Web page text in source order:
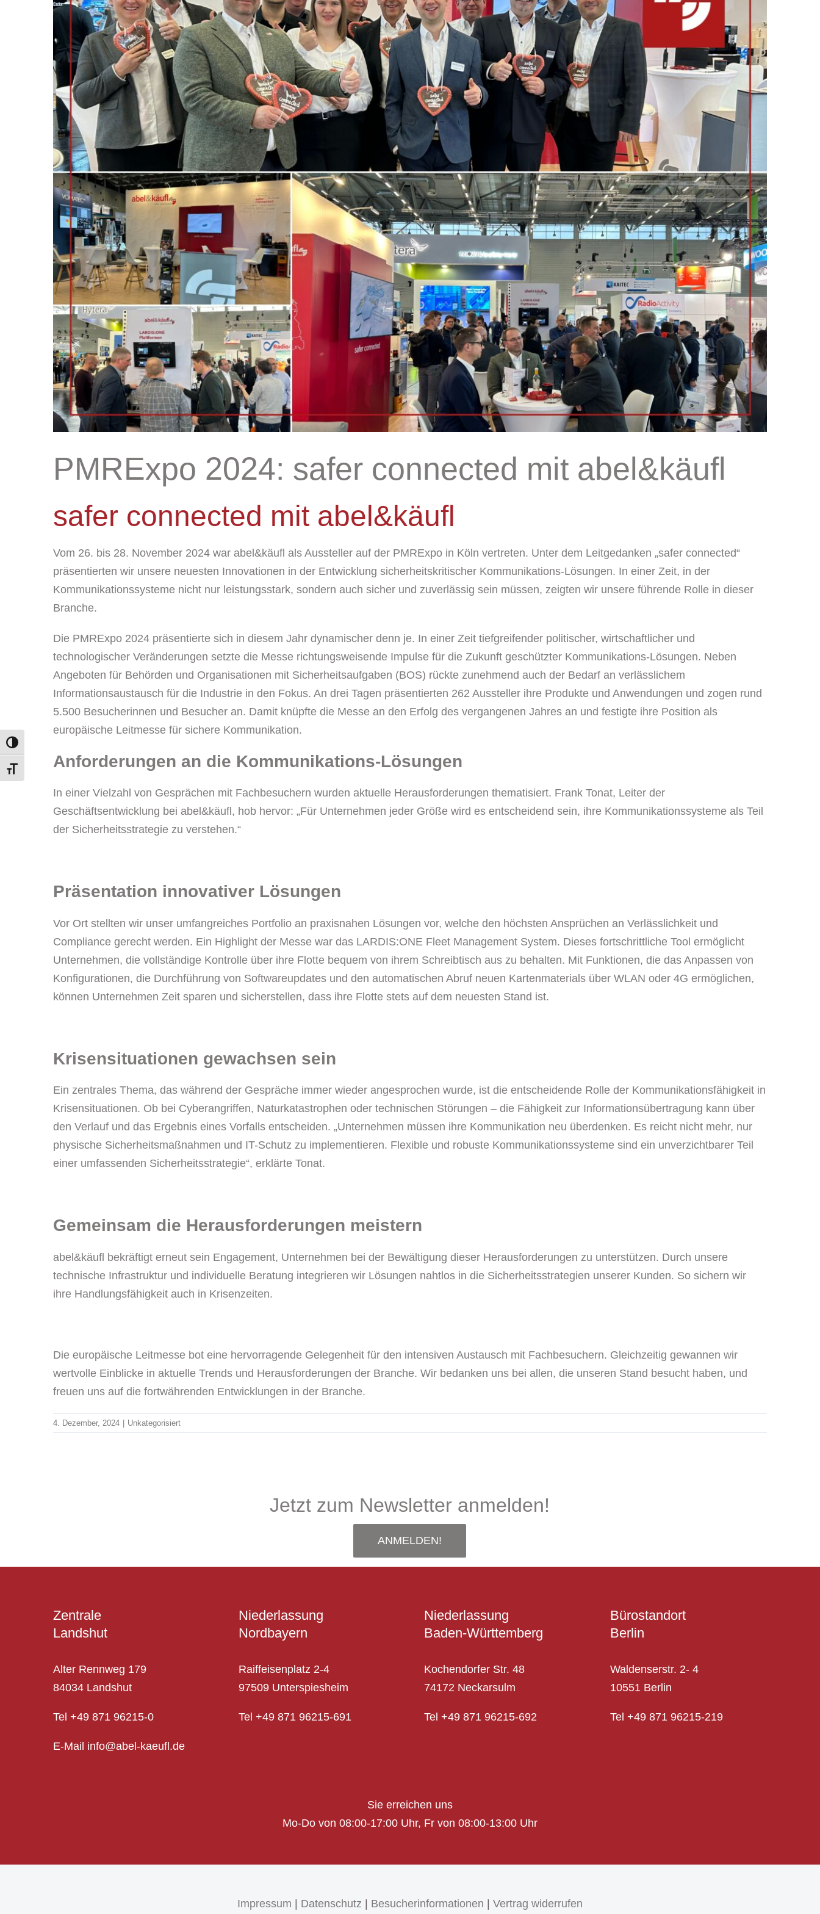
Toggle High Contrast
Toggle Font size
PMRExpo 2024: safer connected mit abel&käufl
safer connected mit abel&käufl
Vom 26. bis 28. November 2024 war abel&käufl als Aussteller auf der PMRExpo in Köln vertreten. Unter dem Leitgedanken „safer connected“
präsentierten wir unsere neuesten Innovationen in der Entwicklung sicherheitskritischer Kommunikations-Lösungen. In einer Zeit, in der
Kommunikationssysteme nicht nur leistungsstark, sondern auch sicher und zuverlässig sein müssen, zeigten wir unsere führende Rolle in dieser
Branche.
Die PMRExpo 2024 präsentierte sich in diesem Jahr dynamischer denn je. In einer Zeit tiefgreifender politischer, wirtschaftlicher und
technologischer Veränderungen setzte die Messe richtungsweisende Impulse für die Zukunft geschützter Kommunikations-Lösungen. Neben
Angeboten für Behörden und Organisationen mit Sicherheitsaufgaben (BOS) rückte zunehmend auch der Bedarf an verlässlichem
Informationsaustausch für die Industrie in den Fokus. An drei Tagen präsentierten 262 Aussteller ihre Produkte und Anwendungen und zogen rund
5.500 Besucherinnen und Besucher an. Damit knüpfte die Messe an den Erfolg des vergangenen Jahres an und festigte ihre Position als
europäische Leitmesse für sichere Kommunikation.
Anforderungen an die Kommunikations-Lösungen
In einer Vielzahl von Gesprächen mit Fachbesuchern wurden aktuelle Herausforderungen thematisiert. Frank Tonat, Leiter der
Geschäftsentwicklung bei abel&käufl, hob hervor: „Für Unternehmen jeder Größe wird es entscheidend sein, ihre Kommunikationssysteme als Teil
der Sicherheitsstrategie zu verstehen.“
Präsentation innovativer Lösungen
Vor Ort stellten wir unser umfangreiches Portfolio an praxisnahen Lösungen vor, welche den höchsten Ansprüchen an Verlässlichkeit und
Compliance gerecht werden. Ein Highlight der Messe war das LARDIS:ONE Fleet Management System. Dieses fortschrittliche Tool ermöglicht
Unternehmen, die vollständige Kontrolle über ihre Flotte bequem von ihrem Schreibtisch aus zu behalten. Mit Funktionen, die das Anpassen von
Konfigurationen, die Durchführung von Softwareupdates und den automatischen Abruf neuen Kartenmaterials über WLAN oder 4G ermöglichen,
können Unternehmen Zeit sparen und sicherstellen, dass ihre Flotte stets auf dem neuesten Stand ist.
Krisensituationen gewachsen sein
Ein zentrales Thema, das während der Gespräche immer wieder angesprochen wurde, ist die entscheidende Rolle der Kommunikationsfähigkeit in
Krisensituationen. Ob bei Cyberangriffen, Naturkatastrophen oder technischen Störungen – die Fähigkeit zur Informationsübertragung kann über
den Verlauf und das Ergebnis eines Vorfalls entscheiden. „Unternehmen müssen ihre Kommunikation neu überdenken. Es reicht nicht mehr, nur
physische Sicherheitsmaßnahmen und IT-Schutz zu implementieren. Flexible und robuste Kommunikationssysteme sind ein unverzichtbarer Teil
einer umfassenden Sicherheitsstrategie“, erklärte Tonat.
Gemeinsam die Herausforderungen meistern
abel&käufl bekräftigt erneut sein Engagement, Unternehmen bei der Bewältigung dieser Herausforderungen zu unterstützen. Durch unsere
technische Infrastruktur und individuelle Beratung integrieren wir Lösungen nahtlos in die Sicherheitsstrategien unserer Kunden. So sichern wir
ihre Handlungsfähigkeit auch in Krisenzeiten.
Die europäische Leitmesse bot eine hervorragende Gelegenheit für den intensiven Austausch mit Fachbesuchern. Gleichzeitig gewannen wir
wertvolle Einblicke in aktuelle Trends und Herausforderungen der Branche. Wir bedanken uns bei allen, die unseren Stand besucht haben, und
freuen uns auf die fortwährenden Entwicklungen in der Branche.
4. Dezember, 2024 | Unkategorisiert
Jetzt zum Newsletter anmelden!
ANMELDEN!
Zentrale
Landshut
Alter Rennweg 179
84034 Landshut
Tel +49 871 96215-0
E-Mail info@abel-kaeufl.de
Niederlassung
Nordbayern
Raiffeisenplatz 2-4
97509 Unterspiesheim
Tel+49 871 96215-691
Niederlassung
Baden-Württemberg
Kochendorfer Str. 48
74172 Neckarsulm
Tel+49 871 96215-692
Bürostandort
Berlin
Waldenserstr. 2- 4
10551 Berlin
Tel +49 871 96215-219
Sie erreichen uns
Mo-Do von 08:00-17:00 Uhr, Fr von 08:00-13:00 Uhr
Impressum | Datenschutz | Besucherinformationen | Vertrag widerrufen